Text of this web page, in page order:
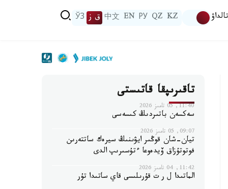
تالداۋ KZ
QZ
РУ
EN
中文 ق ز ЎЗ
تاقىرىپقا قاتىستى
11:40, 05 تامىز 2026
سەكسەن باتىردىڭ كىسەسى
09:07, 05 تامىز 2026
تيان-شان قوڭىر ايۋىنىڭ سيرەك ساتتەرىن
فوتوتۇزاق ۆيدەوعا ءتۇسىرىپ الدى
11:42, 04 تامىز 2026
الماتىدا ل ر ت قۇرىلىسى قاي ساتىدا تۇر